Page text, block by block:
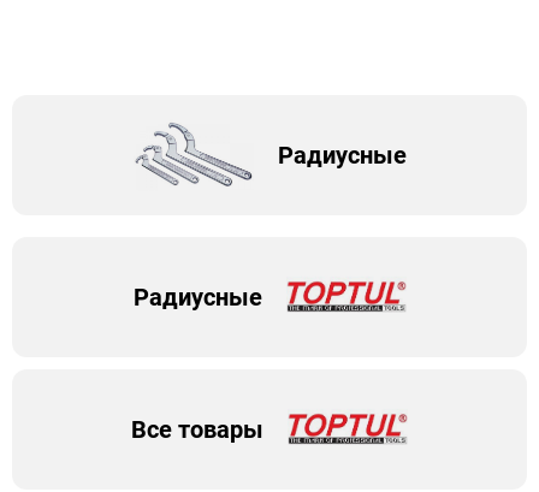
Радиусные
Радиусные
Все товары